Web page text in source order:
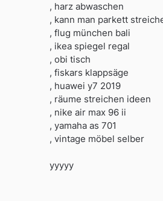
, harz abwaschen
, kann man parkett
, flug münchen bali
, ikea spiegel regal
, obi tisch
, fiskars klappsäge
, huawei y7 2019
, räume streichen ideen
, nike air max 96 ii
, yamaha as 701
, vintage möbel selber
yyyyy